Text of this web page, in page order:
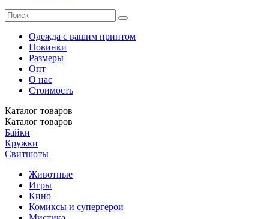
Одежда с вашим принтом
Новинки
Размеры
Опт
О нас
Стоимость
Каталог товаров
Каталог товаров
Байки
Кружки
Свитшоты
Животные
Игры
Кино
Комиксы и супергерои